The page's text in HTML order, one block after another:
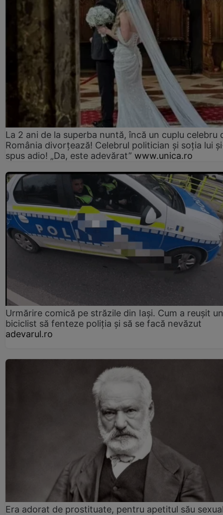
La 2 ani de la superba nuntă, încă un cuplu celebru
România divorțează! Celebrul politician și soția lui
spus adio! „Da, este adevărat” www.unica.ro
Urmărire comică pe străzile din Iași. Cum a reușit un
biciclist să fenteze poliția și să se facă nevăzut
adevarul.ro
Era adorat de prostituate, pentru apetitul său